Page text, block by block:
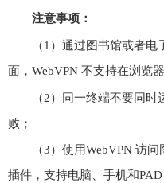
注意事项：
（1 ）通过图书馆或者电
面， WebVPN 不支持在浏览
（2）同一终端不要同时
败；
（3）使用WebVPN 访问
插件，支持电脑、手机和PAD